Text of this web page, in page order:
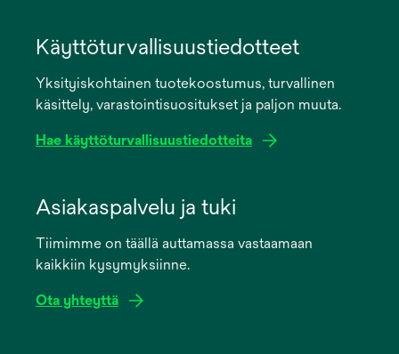
new
Käyttöturvallisuustiedotteet
Yksityiskohtainen tuotekoostumus, turvallinen
käsittely, varastointisuositukset ja paljon muuta.
Hae käyttöturvallisuustiedotteita
new
Asiakaspalvelu ja tuki
Tiimimme on täällä auttamassa vastaamaan
kaikkiin kysymyksiinne.
Ota yhteyttä